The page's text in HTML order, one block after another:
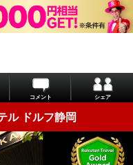
コメント シェア
ル ドルフ静岡